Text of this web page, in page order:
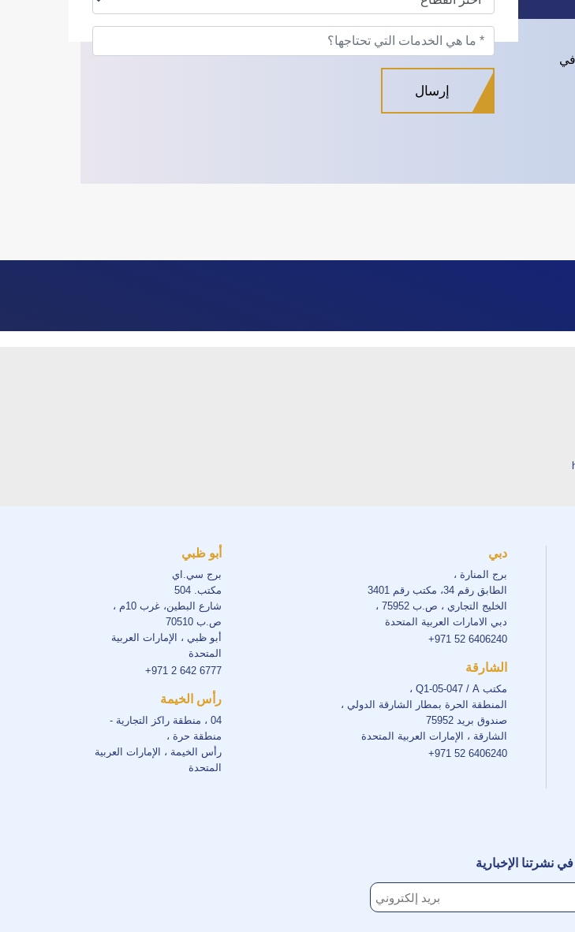
دبي
برج المنارة ،
الطابق رقم 34، مكتب رقم 3401
الخليج التجاري ، ص.ب 75952 ،
دبي الامارات العربية المتحدة
+971 52 6406240
الشارقة
مكتب Q1-05-047 / A ،
المنطقة الحرة بمطار الشارقة الدولي ،
صندوق بريد 75952
الشارقة ، الإمارات العربية المتحدة
+971 52 6406240
أبو ظبي
برج سي.اي
مكتب. 504
شارع البطين، غرب 10م ،
ص.ب 70510
أبو ظبي ، الإمارات العربية
المتحدة
+971 2 642 6777
رأس الخيمة
04 ، منطقة راكز التجارية -
منطقة حرة ،
رأس الخيمة ، الإمارات العربية
المتحدة
نشرتنا الإخبارية